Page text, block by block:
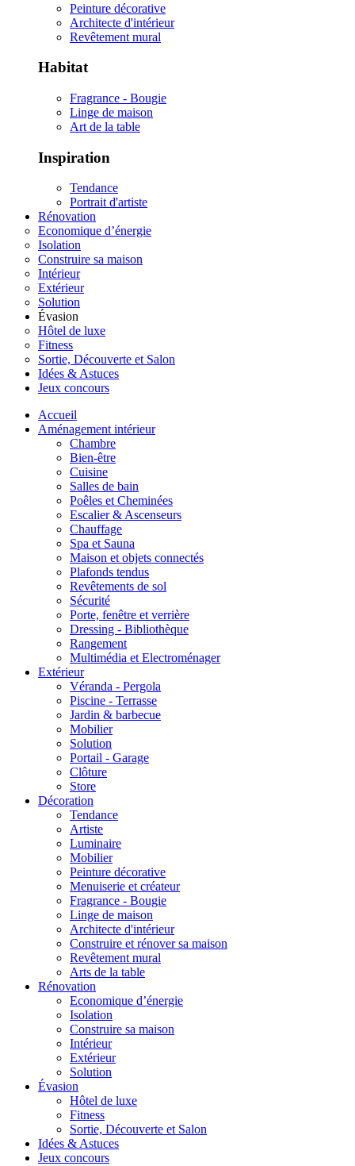
Peinture décorative
Architecte d'intérieur
Revêtement mural
Habitat
Fragrance - Bougie
Linge de maison
Art de la table
Inspiration
Tendance
Portrait d'artiste
Rénovation
Economique d’énergie
Isolation
Construire sa maison
Intérieur
Extérieur
Solution
Évasion
Hôtel de luxe
Fitness
Sortie, Découverte et Salon
Idées & Astuces
Jeux concours
Accueil
Aménagement intérieur
Chambre
Bien-être
Cuisine
Salles de bain
Poêles et Cheminées
Escalier & Ascenseurs
Chauffage
Spa et Sauna
Maison et objets connectés
Plafonds tendus
Revêtements de sol
Sécurité
Porte, fenêtre et verrière
Dressing - Bibliothèque
Rangement
Multimédia et Electroménager
Extérieur
Véranda - Pergola
Piscine - Terrasse
Jardin & barbecue
Mobilier
Solution
Portail - Garage
Clôture
Store
Décoration
Tendance
Artiste
Luminaire
Mobilier
Peinture décorative
Menuiserie et créateur
Fragrance - Bougie
Linge de maison
Architecte d'intérieur
Construire et rénover sa maison
Revêtement mural
Arts de la table
Rénovation
Economique d’énergie
Isolation
Construire sa maison
Intérieur
Extérieur
Solution
Évasion
Hôtel de luxe
Fitness
Sortie, Découverte et Salon
Idées & Astuces
Jeux concours